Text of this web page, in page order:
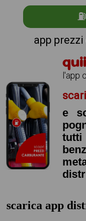
app
l'app
e
scarica app